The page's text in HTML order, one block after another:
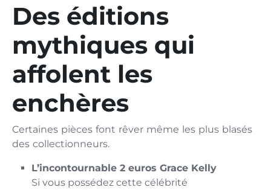
Des éditions
mythiques qui
affolent les
enchères
Certaines pièces font rêver même les plus blasés
des collectionneurs.
L’incontournable 2 euros Grace Kelly
Si vous possédez cette célébrité